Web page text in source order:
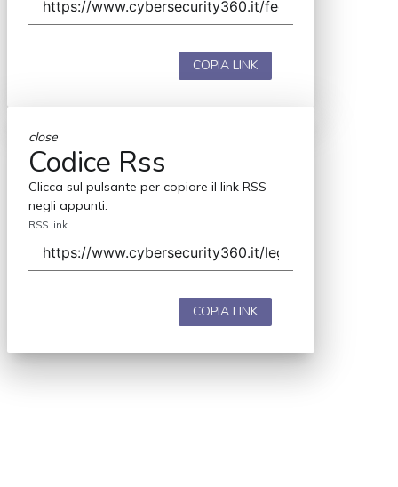
COPIA LINK
close
Codice Rss
Clicca sul pulsante per copiare il link RSS
negli appunti.
RSS link
COPIA LINK